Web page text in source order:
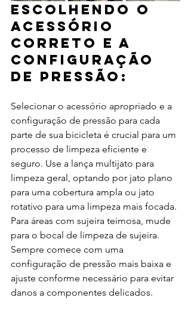
Escolhendo o
acessório
correto e a
configuração
de pressão:
Selecionar o acessório apropriado e a
configuração de pressão para cada
parte de sua bicicleta é crucial para um
processo de limpeza eficiente e
seguro. Use a lança multijato para
limpeza geral, optando por jato plano
para uma cobertura ampla ou jato
rotativo para uma limpeza mais focada.
Para áreas com sujeira teimosa, mude
para o bocal de limpeza de sujeira.
Sempre comece com uma
configuração de pressão mais baixa e
ajuste conforme necessário para evitar
danos a componentes delicados.